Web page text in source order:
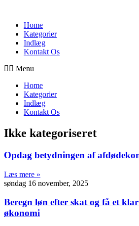
indholdHome
Kategorier
Indlæg
Kontakt Os
Menu
Home
Kategorier
Indlæg
Kontakt Os
Ikke kategoriseret
Opdag betydningen af
Læs mere »
søndag 16 november, 2025
Beregn løn efter skat og få et
økonomi